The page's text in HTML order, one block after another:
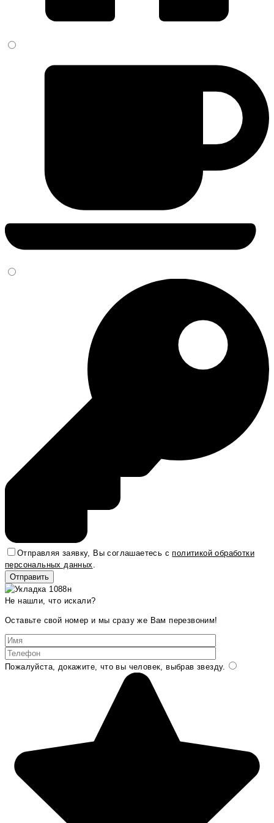
Отправляя заявку, Вы соглашаетесь сполитикой обработки
персональных данных.
Не нашли, что искали?
Оставьте свой номер и мы сразу же Вам перезвоним!
Пожалуйста, докажите, что вы человек, выбрав звезду.